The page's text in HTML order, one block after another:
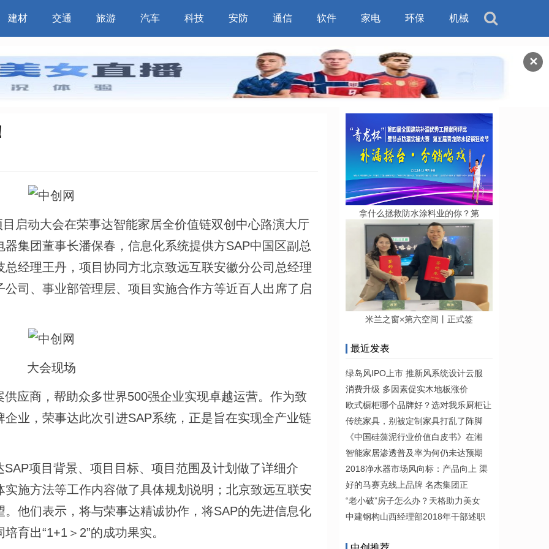
✕
建材 交通 旅游 汽车 科技 安防 通信 软件 家电 环保 机械
启动大会在荣事达智能家居全价值链双创中心路演大厅
集团董事长潘保春，信息化系统提供方SAP中国区副总
经理王丹，项目协同方北京致远互联安徽分公司总经理
司、事业部管理层、项目实施合作方等近百人出席了启
大会现场
应商，帮助众多世界500强企业实现卓越运营。作为致
业，荣事达此次引进SAP系统，正是旨在实现全产业链
项目背景、项目目标、项目范围及计划做了详细介
施方法等工作内容做了具体规划说明；北京致远互联安
他们表示，将与荣事达精诚协作，将SAP的先进信息化
育出“1+1＞2”的成功果实。
拿什么拯救防水涂料业的你？第
米兰之窗×第六空间丨正式签
最近发表
绿岛风IPO上市 推新风系统设计云服
消费升级 多因素促实木地板涨价
欧式橱柜哪个品牌好？选对我乐厨柜让
传统家具，别被定制家具打乱了阵脚
《中国硅藻泥行业价值白皮书》在湘
智能家居渗透普及率为何仍未达预期
2018净水器市场风向标：产品向上 渠
好的马赛克线上品牌 名杰集团正
“老小破”房子怎么办？天格助力美女
中建钢构山西经理部2018年干部述职